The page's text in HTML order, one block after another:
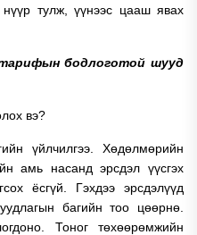
нүүр тулж, үүнээс цааш явах
тарифын бодлоготой шууд
вэ?
үйлчилгээ. Хөдөлмөрийн
амь насанд эрсдэл үүсгэх
ёсгүй. Гэхдээ эрсдэлүүд
багийн тоо цөөрнө.
Тоног төхөөрөмжийн